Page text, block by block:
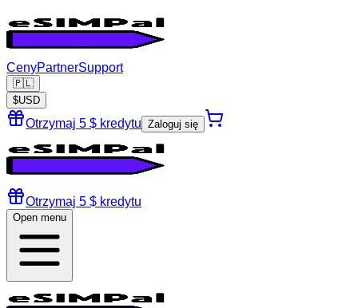
CenyPartnerSupport
🇵🇱
$USD
Otrzymaj 5 $ kredytu Zaloguj się
Otrzymaj 5 $ kredytu
Open menu